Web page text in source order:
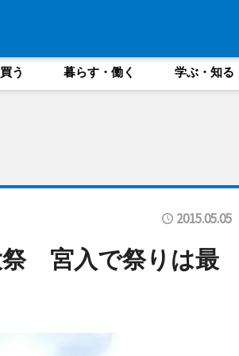
買う 暮らす・働く 学ぶ・知る
2015.05.05
祭 宮入で祭りは最